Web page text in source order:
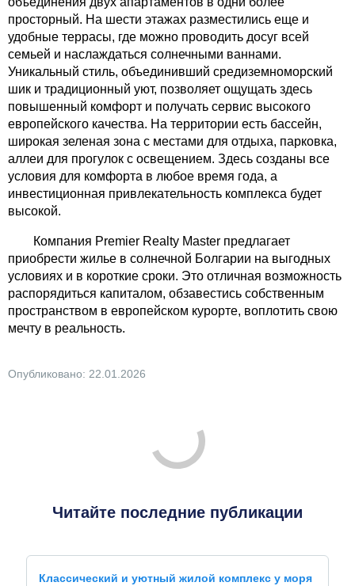
просторный. На шести этажах разместились еще и
удобные террасы, где можно проводить досуг всей
семьей и наслаждаться солнечными ваннами.
Уникальный стиль, объединивший средиземноморский
шик и традиционный уют, позволяет ощущать здесь
повышенный комфорт и получать сервис высокого
европейского качества. На территории есть бассейн,
широкая зеленая зона с местами для отдыха, парковка,
аллеи для прогулок с освещением. Здесь созданы все
условия для комфорта в любое время года, а
инвестиционная привлекательность комплекса будет
высокой.
Компания Premier Realty Master предлагает
приобрести жилье в солнечной Болгарии на выгодных
условиях и в короткие сроки. Это отличная возможность
распорядиться капиталом, обзавестись собственным
пространством в европейском курорте, воплотить свою
мечту в реальность.
Опубликовано: 22.01.2026
Читайте последние публикации
Классический и уютный жилой комплекс у моря